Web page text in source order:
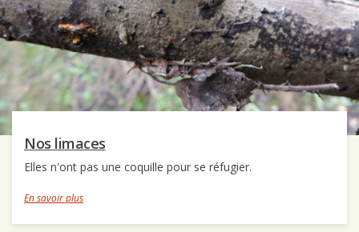
Nos limaces
Elles n'ont pas une coquille pour se réfugier.
En savoir plus